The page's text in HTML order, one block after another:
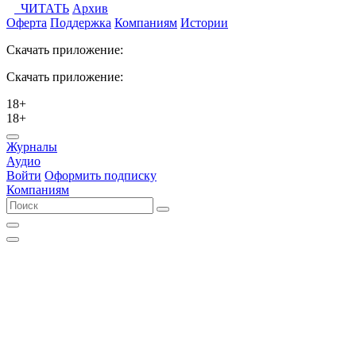
ЧИТАТЬ Архив
Оферта Поддержка Компаниям Истории
Скачать приложение:
Скачать приложение:
18+
18+
Журналы
Аудио
Войти Оформить подписку
Компаниям